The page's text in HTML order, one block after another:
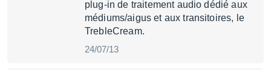
plug-in de traitement audio dédié aux
médiums/aigus et aux transitoires, le
TrebleCream.
24/07/13